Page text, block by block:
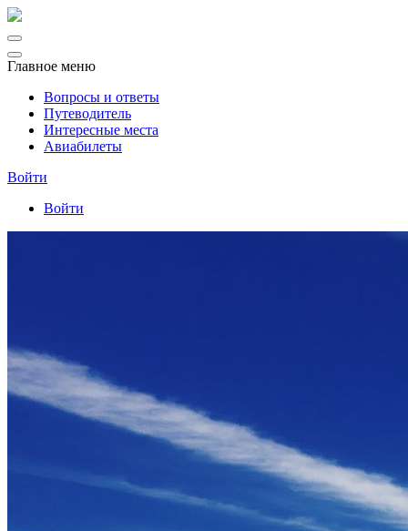
Главное меню
Вопросы и ответы
Путеводитель
Интересные места
Авиабилеты
Войти
Войти